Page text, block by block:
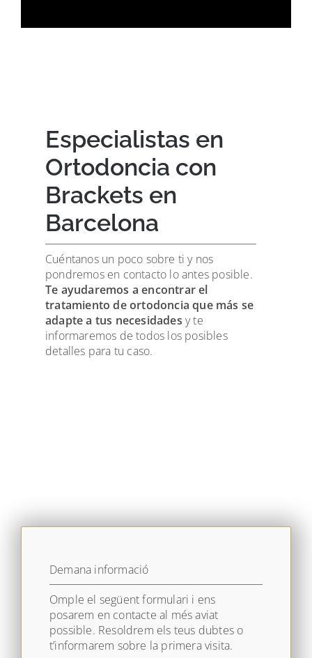
Especialistas en
Ortodoncia con
Brackets en
Barcelona
Cuéntanos un poco sobre ti y nos
pondremos en contacto lo antes posible.
Te ayudaremos a encontrar el
tratamiento de ortodoncia que más se
adapte a tus necesidades y te
informaremos de todos los posibles
detalles para tu caso.
Demana informació
Omple el següent formulari i ens
posarem en contacte al més aviat
possible. Resoldrem els teus dubtes o
t’informarem sobre la primera visita.